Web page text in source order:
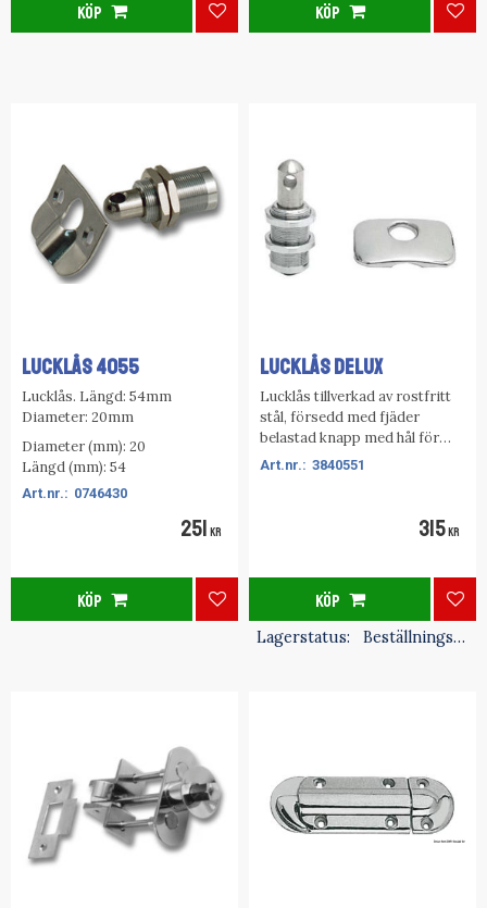
Lägg till i favoriter
KÖP KÖP
LUCKLÅS 4055
Lucklås. Längd: 54mm
Diameter: 20mm
Diameter (mm): 20
Längd (mm): 54
0746430
251 KR
Lägg till i favoriter
KÖP
LUCKLÅS DELUX
Lucklås tillverkad av rostfritt
stål, försedd med fjäder
belastad knapp med hål för
hänglås.3840551
315 KR
Lagerstatus Beställningsvara
KÖP